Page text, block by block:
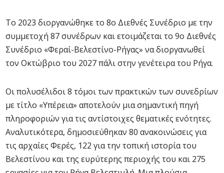
Το 2023 διοργανώθηκε το 8ο Διεθνές Συνέδριο με την
συμμετοχή 87 συνέδρων και ετοιμάζεται το 9ο Διεθνές
Συνέδριο «Φεραί-Βελεστίνο-Ρήγας» να διοργανωθεί
τον Οκτώβριο του 2027 πάλι στην γενέτειρα του Ρήγα.
Οι πολυσέλιδοι 8 τόμοι των πρακτικών των συνεδρίων
με τίτλο «Υπέρεια» αποτελούν μια σημαντική πηγή
πληροφοριών για τις αντίστοιχες θεματικές ενότητες.
Αναλυτικότερα, δημοσιεύθηκαν 80 ανακοινώσεις για
τις αρχαίες Φερές, 122 για την τοπική ιστορία του
Βελεστίνου και της ευρύτερης περιοχής του και 275